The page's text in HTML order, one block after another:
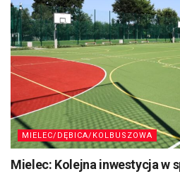
MIELEC/DĘBICA/KOLBUSZOWA
Mielec: Kolejna inwestycja w